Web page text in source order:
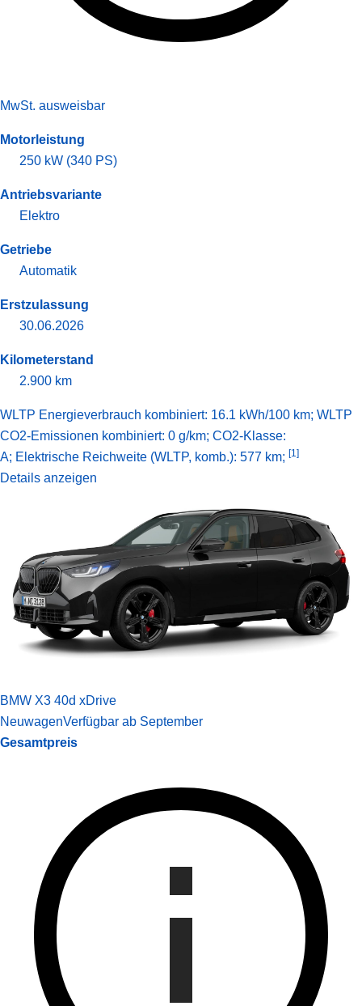
MwSt. ausweisbar
Motorleistung
250 kW (340 PS)
Antriebsvariante
Elektro
Getriebe
Automatik
Erstzulassung
30.06.2026
Kilometerstand
2.900 km
WLTP Energieverbrauch kombiniert: 16.1 kWh/100 km; WLTP
CO2-Emissionen kombiniert: 0 g/km; CO2-Klasse:
A; Elektrische Reichweite (WLTP, komb.): 577 km; [1]
Details anzeigen
BMW X3 40d xDrive
NeuwagenVerfügbar ab September
Gesamtpreis